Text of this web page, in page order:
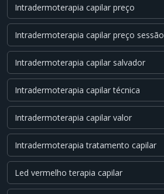
Intradermoterapia capilar preço
Intradermoterapia capilar preço sessão
Intradermoterapia capilar salvador
Intradermoterapia capilar técnica
Intradermoterapia capilar valor
Intradermoterapia tratamento capilar
Led vermelho terapia capilar